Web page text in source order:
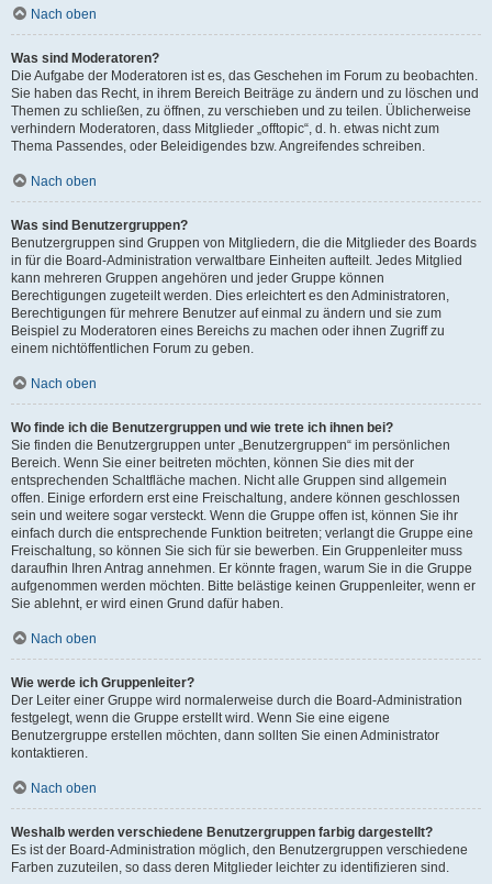
Nach oben
Was sind Moderatoren?
Die Aufgabe der Moderatoren ist es, das Geschehen im Forum zu beobachten.
Sie haben das Recht, in ihrem Bereich Beiträge zu ändern und zu löschen und
Themen zu schließen, zu öffnen, zu verschieben und zu teilen. Üblicherweise
verhindern Moderatoren, dass Mitglieder „offtopic“, d. h. etwas nicht zum
Thema Passendes, oder Beleidigendes bzw. Angreifendes schreiben.
Nach oben
Was sind Benutzergruppen?
Benutzergruppen sind Gruppen von Mitgliedern, die die Mitglieder des Boards
in für die Board-Administration verwaltbare Einheiten aufteilt. Jedes Mitglied
kann mehreren Gruppen angehören und jeder Gruppe können
Berechtigungen zugeteilt werden. Dies erleichtert es den Administratoren,
Berechtigungen für mehrere Benutzer auf einmal zu ändern und sie zum
Beispiel zu Moderatoren eines Bereichs zu machen oder ihnen Zugriff zu
einem nichtöffentlichen Forum zu geben.
Nach oben
Wo finde ich die Benutzergruppen und wie trete ich ihnen bei?
Sie finden die Benutzergruppen unter „Benutzergruppen“ im persönlichen
Bereich. Wenn Sie einer beitreten möchten, können Sie dies mit der
entsprechenden Schaltfläche machen. Nicht alle Gruppen sind allgemein
offen. Einige erfordern erst eine Freischaltung, andere können geschlossen
sein und weitere sogar versteckt. Wenn die Gruppe offen ist, können Sie ihr
einfach durch die entsprechende Funktion beitreten; verlangt die Gruppe eine
Freischaltung, so können Sie sich für sie bewerben. Ein Gruppenleiter muss
daraufhin Ihren Antrag annehmen. Er könnte fragen, warum Sie in die Gruppe
aufgenommen werden möchten. Bitte belästige keinen Gruppenleiter, wenn er
Sie ablehnt, er wird einen Grund dafür haben.
Nach oben
Wie werde ich Gruppenleiter?
Der Leiter einer Gruppe wird normalerweise durch die Board-Administration
festgelegt, wenn die Gruppe erstellt wird. Wenn Sie eine eigene
Benutzergruppe erstellen möchten, dann sollten Sie einen Administrator
kontaktieren.
Nach oben
Weshalb werden verschiedene Benutzergruppen farbig dargestellt?
Es ist der Board-Administration möglich, den Benutzergruppen verschiedene
Farben zuzuteilen, so dass deren Mitglieder leichter zu identifizieren sind.